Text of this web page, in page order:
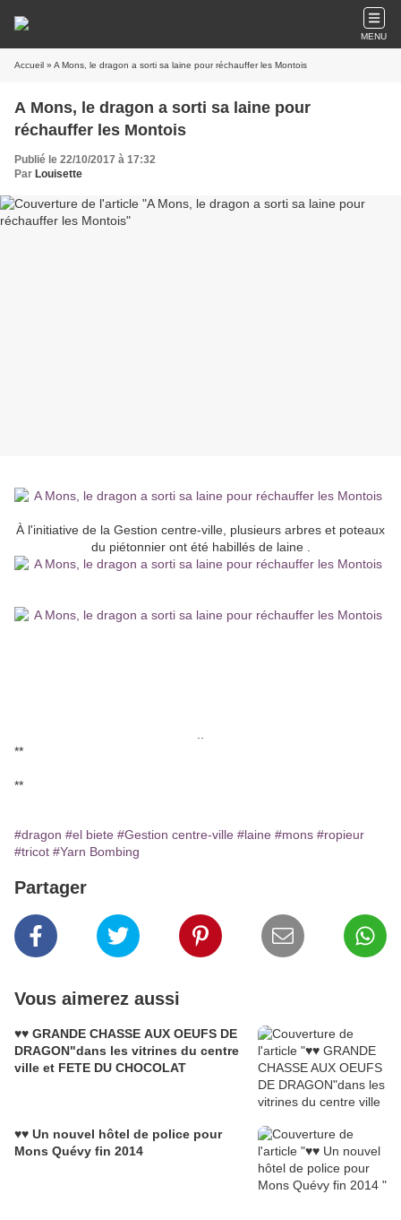
MENU
Accueil » A Mons, le dragon a sorti sa laine pour réchauffer les Montois
A Mons, le dragon a sorti sa laine pour
réchauffer les Montois
Publié le 22/10/2017 à 17:32
Par Louisette
À l'initiative de la Gestion centre-ville, plusieurs arbres et poteaux
du piétonnier ont été habillés de laine .
**
**
#dragon #el biete #Gestion centre-ville #laine #mons #ropieur
#tricot #Yarn Bombing
Partager
Vous aimerez aussi
♥♥ GRANDE CHASSE AUX OEUFS DE
DRAGON"dans les vitrines du centre
ville et FETE DU CHOCOLAT
♥♥ Un nouvel hôtel de police pour
Mons Quévy fin 2014